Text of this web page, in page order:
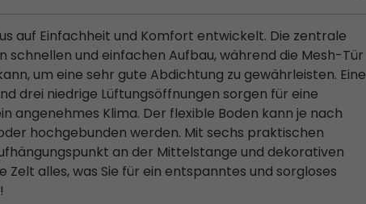
auf Einfachheit und Komfort entwickelt. Die zentrale
und einfachen Aufbau, während die Mesh-Tür
um eine sehr gute Abdichtung zu gewährleisten. Eine
drei niedrige Lüftungsöffnungen sorgen für eine
angenehmes Klima. Der flexible Boden kann je nach
hochgebunden werden. Mit sechs praktischen
an der Mittelstange und dekorativen
alles, was Sie für ein entspanntes und sorgloses